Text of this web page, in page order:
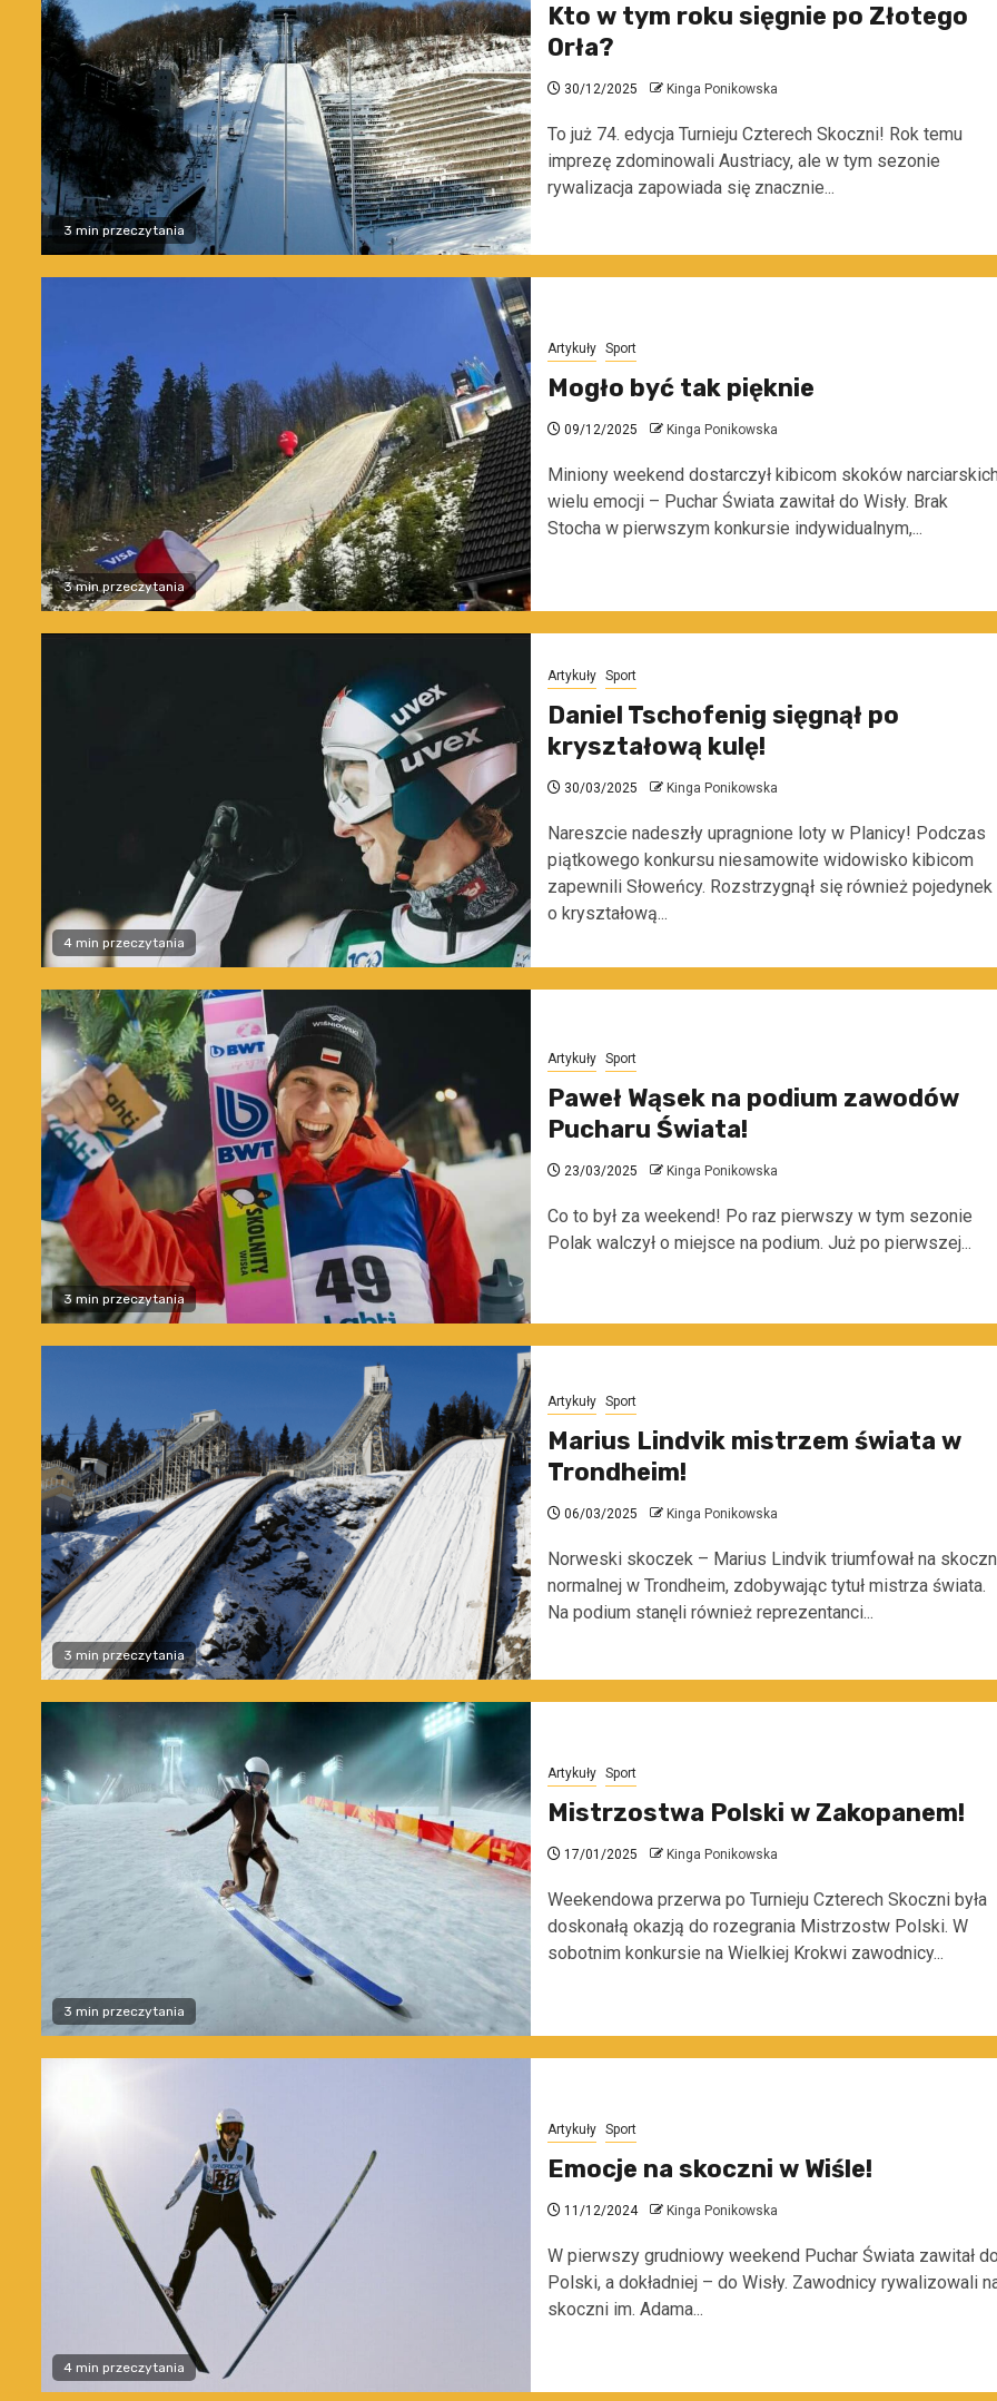
3 min przeczytania
Kto w tym roku sięgnie po Złotego
Orła?
30/12/2025 Kinga Ponikowska
To już 74. edycja Turnieju Czterech Skoczni! Rok temu
imprezę zdominowali Austriacy, ale w tym sezonie
rywalizacja zapowiada się znacznie...
3 min przeczytania
Artykuły Sport
Mogło być tak pięknie
09/12/2025 Kinga Ponikowska
Miniony weekend dostarczył kibicom skoków
wielu emocji – Puchar Świata zawitał do Wisły. Brak
Stocha w pierwszym konkursie indywidualnym,...
4 min przeczytania
Artykuły Sport
Daniel Tschofenig sięgnął po
kryształową kulę!
30/03/2025 Kinga Ponikowska
Nareszcie nadeszły upragnione loty w Planicy! Podczas
piątkowego konkursu niesamowite widowisko kibicom
zapewnili Słoweńcy. Rozstrzygnął się również pojedynek
o kryształową...
3 min przeczytania
Artykuły Sport
Paweł Wąsek na podium zawodów
Pucharu Świata!
23/03/2025 Kinga Ponikowska
Co to był za weekend! Po raz pierwszy w tym sezonie
Polak walczył o miejsce na podium. Już po pierwszej...
3 min przeczytania
Artykuły Sport
Marius Lindvik mistrzem świata w
Trondheim!
06/03/2025 Kinga Ponikowska
Norweski skoczek – Marius Lindvik triumfował na
normalnej w Trondheim, zdobywając tytuł mistrza świata.
Na podium stanęli również reprezentanci...
3 min przeczytania
Artykuły Sport
Mistrzostwa Polski w Zakopanem!
17/01/2025 Kinga Ponikowska
Weekendowa przerwa po Turnieju Czterech Skoczni była
doskonałą okazją do rozegrania Mistrzostw Polski. W
sobotnim konkursie na Wielkiej Krokwi zawodnicy...
4 min przeczytania
Artykuły Sport
Emocje na skoczni w Wiśle!
11/12/2024 Kinga Ponikowska
W pierwszy grudniowy weekend Puchar Świata zawitał
Polski, a dokładniej – do Wisły. Zawodnicy rywalizowali
skoczni im. Adama...